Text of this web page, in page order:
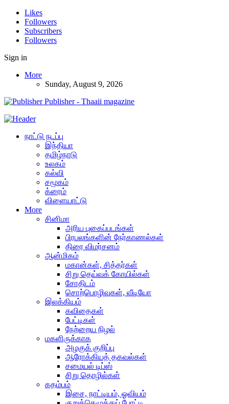
Likes
Followers
Subscribers
Followers
Sign in
More
Sunday, August 9, 2026
Publisher - Thaaii magazine
நாட்டு நடப்பு
இந்தியா
தமிழ்நாடு
உலகம்
கல்வி
சமூகம்
க்ரைம்
விளையாட்டு
More
சினிமா
அரிய புகைப்படங்கள்
பிரபலங்களின் நேர்காணல்கள்
திரை விமர்சனம்
ஆன்மிகம்
மகான்கள், சித்தர்கள்
சிறு தெய்வக் கோயில்கள்
சோதிடம்
சொற்பொழிவுகள், வீடியோ
இலக்கியம்
கவிதைகள்
பேட்டிகள்
நேற்றைய நிழல்
மகளிருக்காக
அழகுக் குறிப்பு
ஆரோக்கியத் தகவல்கள்
சமையல் டிப்ஸ்
சிறு தொழில்கள்
கதம்பம்
இசை, நாட்டியம், ஓவியம்